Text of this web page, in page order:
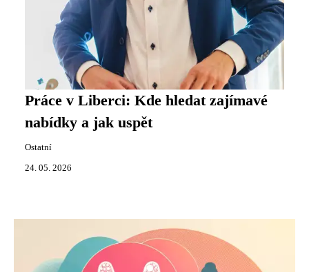
Práce v Liberci: Kde hledat zajímavé
nabídky a jak uspět
Ostatní
24. 05. 2026